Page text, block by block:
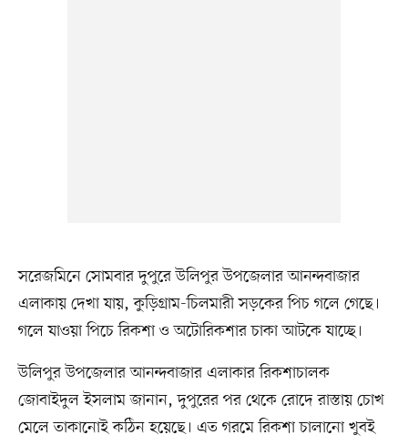
সরেজমিনে সোমবার দুপুরে উলিপুর উপজেলার আনন্দবাজার
এলাকায় দেখা যায়, কুড়িগ্রাম-চিলমারী সড়কের পিচ গলে গেছে।
গলে যাওয়া পিচে রিকশা ও অটোরিকশার চাকা আটকে যাচ্ছে।
উলিপুর উপজেলার আনন্দবাজার এলাকার রিকশাচালক
জোবাইদুল ইসলাম জানান, দুপুরের পর থেকে রোদে রাস্তায় চোখ
মেলে তাকানোই কঠিন হয়েছে। এত গরমে রিকশা চালানো খুবই